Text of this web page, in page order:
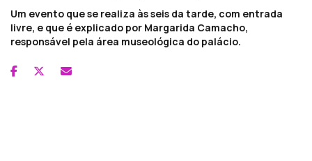
Um evento que se realiza às seis da tarde, com entrada
livre, e que é explicado por Margarida Camacho,
responsável pela área museológica do palácio.